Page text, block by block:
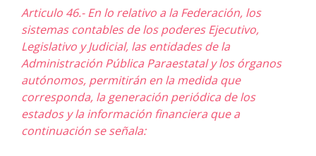
Articulo 46.- En lo relativo a la Federación, los
sistemas contables de los poderes Ejecutivo,
Legislativo y Judicial, las entidades de la
Administración Pública Paraestatal y los órganos
autónomos, permitirán en la medida que
corresponda, la generación periódica de los
estados y la información financiera que a
continuación se señala: